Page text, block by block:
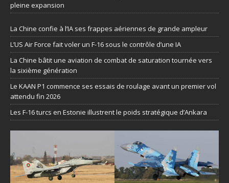
pleine expansion
La Chine confie à l’IA ses frappes aériennes de grande ampleur
L’US Air Force fait voler un F-16 sous le contrôle d’une IA
La Chine bâtit une aviation de combat de saturation tournée vers
la sixième génération
Le KAAN P1 commence ses essais de roulage avant un premier vol
attendu fin 2026
Les F-16 turcs en Estonie illustrent le poids stratégique d’Ankara